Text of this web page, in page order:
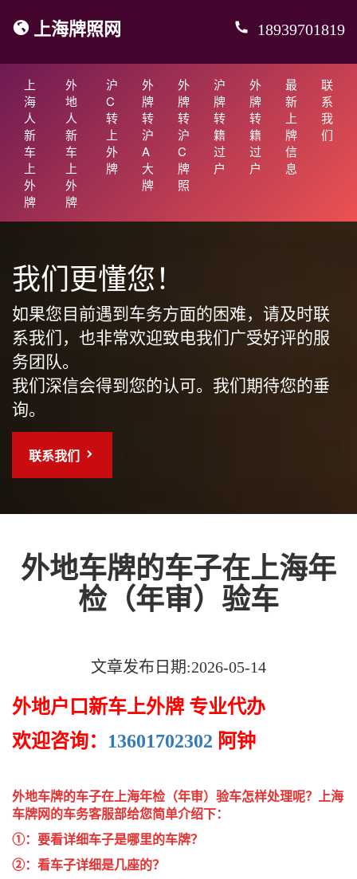
上海牌照网 18939701819
上
海
人
新
车
上
外
牌
外
地
人
新
车
上
外
牌
沪
C
转
上
外
牌
外
牌
转
沪
A
大
牌
外
牌
转
沪
C
牌
照
沪
牌
转
籍
过
户
外
牌
转
籍
过
户
最
新
上
牌
信
息
联
系
我
们
我们更懂您！
如果您目前遇到车务方面的困难，请及时联
系我们，也非常欢迎致电我们广受好评的服
务团队。
我们深信会得到您的认可。我们期待您的垂
询。
联系我们
外地车牌的车子在上海年
检（年审）验车
文章发布日期:2026-05-14
外地户口新车上外牌 专业代办
欢迎咨询： 13601702302 阿钟
外地车牌的车子在上海年检（年审）验车怎样处理呢？上海
车牌网的车务客服部给您简单介绍下：
①：要看详细车子是哪里的车牌？
②：看车子详细是几座的？